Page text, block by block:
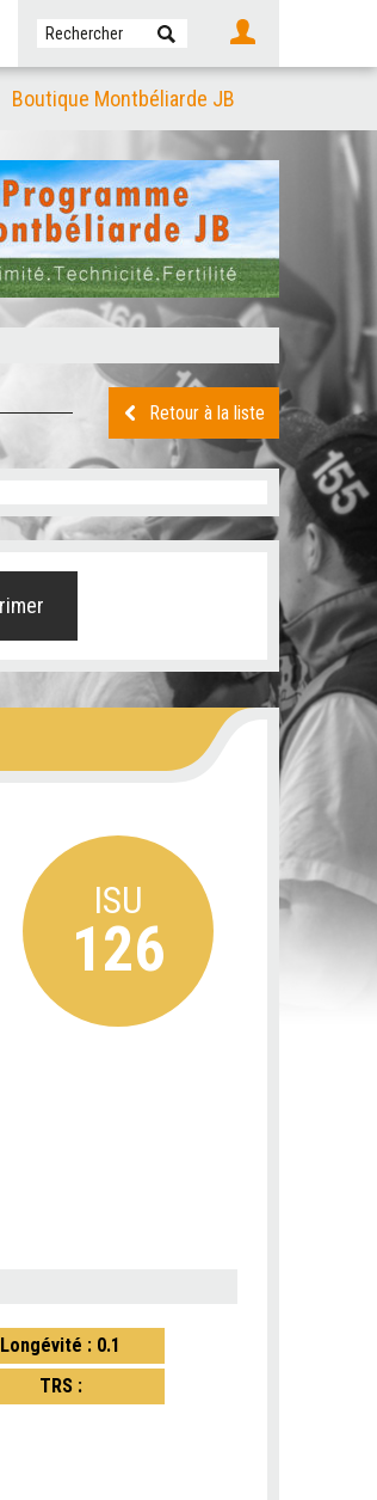
Boutique Montbéliarde JB
Retour à la liste
ISU
126
Longévité : 0.1
TRS :